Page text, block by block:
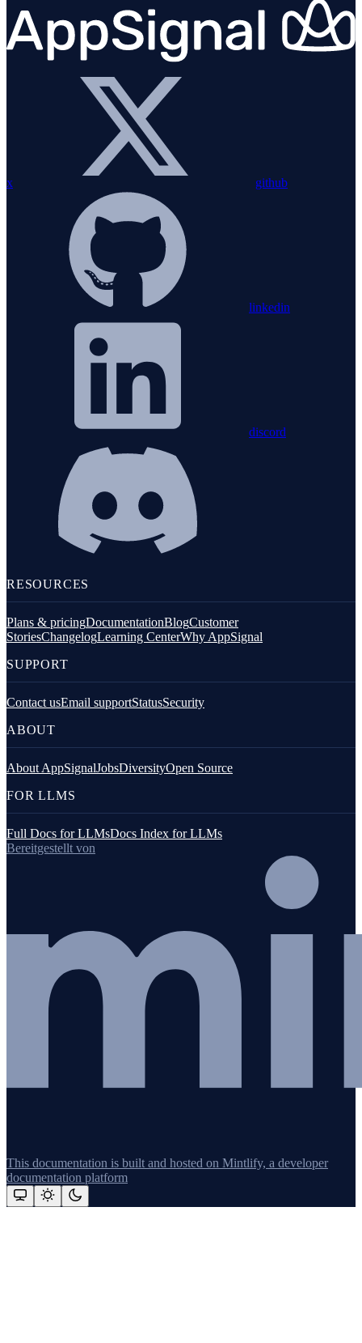
x github
linkedin
discord
RESOURCES
Plans & pricingDocumentationBlogCustomer
StoriesChangelogLearning CenterWhy AppSignal
SUPPORT
Contact usEmail supportStatusSecurity
ABOUT
About AppSignalJobsDiversityOpen Source
FOR LLMS
Full Docs for LLMsDocs Index for LLMs
Bereitgestellt von
This documentation is built and hosted on Mintlify, a developer
documentation platform